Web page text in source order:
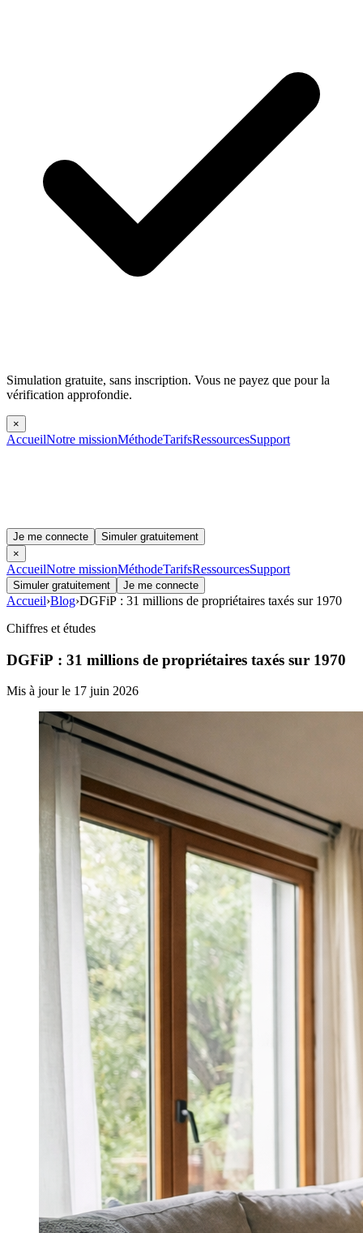
Simulation gratuite, sans inscription. Vous ne payez que pour la
vérification approfondie.
×
AccueilNotre missionMéthodeTarifsRessourcesSupport
Je me connecte
Simuler gratuitement
×
AccueilNotre missionMéthodeTarifsRessourcesSupport
Simuler gratuitement Je me connecte
Accueil›Blog›DGFiP : 31 millions de propriétaires taxés sur 1970
Chiffres et études
DGFiP : 31 millions de propriétaires taxés sur 1970
Mis à jour le 17 juin 2026